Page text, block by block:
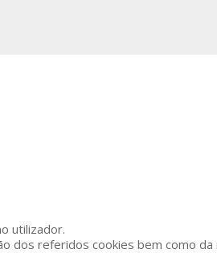
utilizador.
dos referidos cookies bem como da